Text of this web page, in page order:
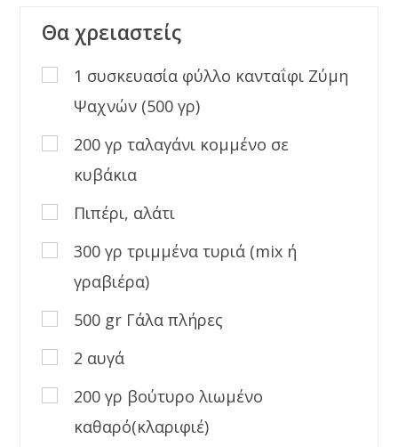
Θα χρειαστείς
1 συσκευασία φύλλο κανταΐφι Ζύμη
Ψαχνών (500 γρ)
200 γρ ταλαγάνι κομμένο σε
κυβάκια
Πιπέρι, αλάτι
300 γρ τριμμένα τυριά (mix ή
γραβιέρα)
500 gr Γάλα πλήρες
2 αυγά
200 γρ βούτυρο λιωμένο
καθαρό(κλαριφιέ)